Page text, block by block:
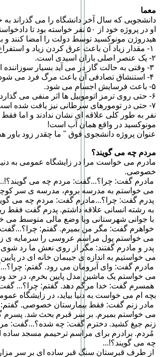
معما
دانشجویی که سال آخر دانشگاه را می گذراند به
او در پروژه خود از ۵۰ نفر
هیدروژن مونوکسید توسط دولت را امضا کنند و
۲- یک عنصر اصلی باران اسیدی است.
۵- باعث فرسایش اجسام می شود.
۶- حتی روی ترمز اتوموبیل ها اثر منفی می گذارد.
نفر به طور کلی علاقه ای نشان ندادند و اما
مونوکسید در واقع همان آب است!
عنوان پروژه دانشجوی فوق " ما چقدر زود باور
مردم چه می گویند؟
مادرم می خواست مرا در زایشگاه عمومی به
خصوصی.
مادرم گفت: چرا؟...گفت: مردم چه می
می خواستم به مدرسه بروم، مدرسه ی سر
پدرم گفت: چرا؟...مادرم گفت: مردم چه می
به رشته انسانی علاقه داشتم. پدرم گفت
با جوانی شهرستانی وبا وضع مالی متوسط می
خواهرم گفت: مگر من بمیرم. گفتم:
می خواستم پول مراسم عروسی را سرمایه ی
پدر و مادرم گفتند: مگر از روی نعش ما رد
می خواستیم به اندازه ی جیبمان خانه ای در
مادرم گفت: وای آبرومان می رود. گفتم:
می خواستم یک ماشین مدل پایین بخرم، در حد
همسرم گفت: خدا مرگم دهد. گفتم: چرا؟...
بچه ام می خواست به دنیا بیاید، در زایشگاه
مادر زنم گفت: فقط بیمارستان خصوصی.
می خواستم بمیرم. بر سر قبرم بحث شد. پسرم
زنم جیغ کشید. دخترم گفت: چه شده؟...گفت:
مُردم. برادرم برای مراسم ترحیمم مسجد
چه می گویند؟!...
از طرف قبرستان سنگ قبر ساده ای بر سر